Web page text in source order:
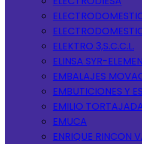
ELEKTRO 3,S.C.C.L.
ELINSA SYR-
EMBALAJES
EMBUTICIONES Y
EMILIO
EMUCA
ENRIQUE RINCON